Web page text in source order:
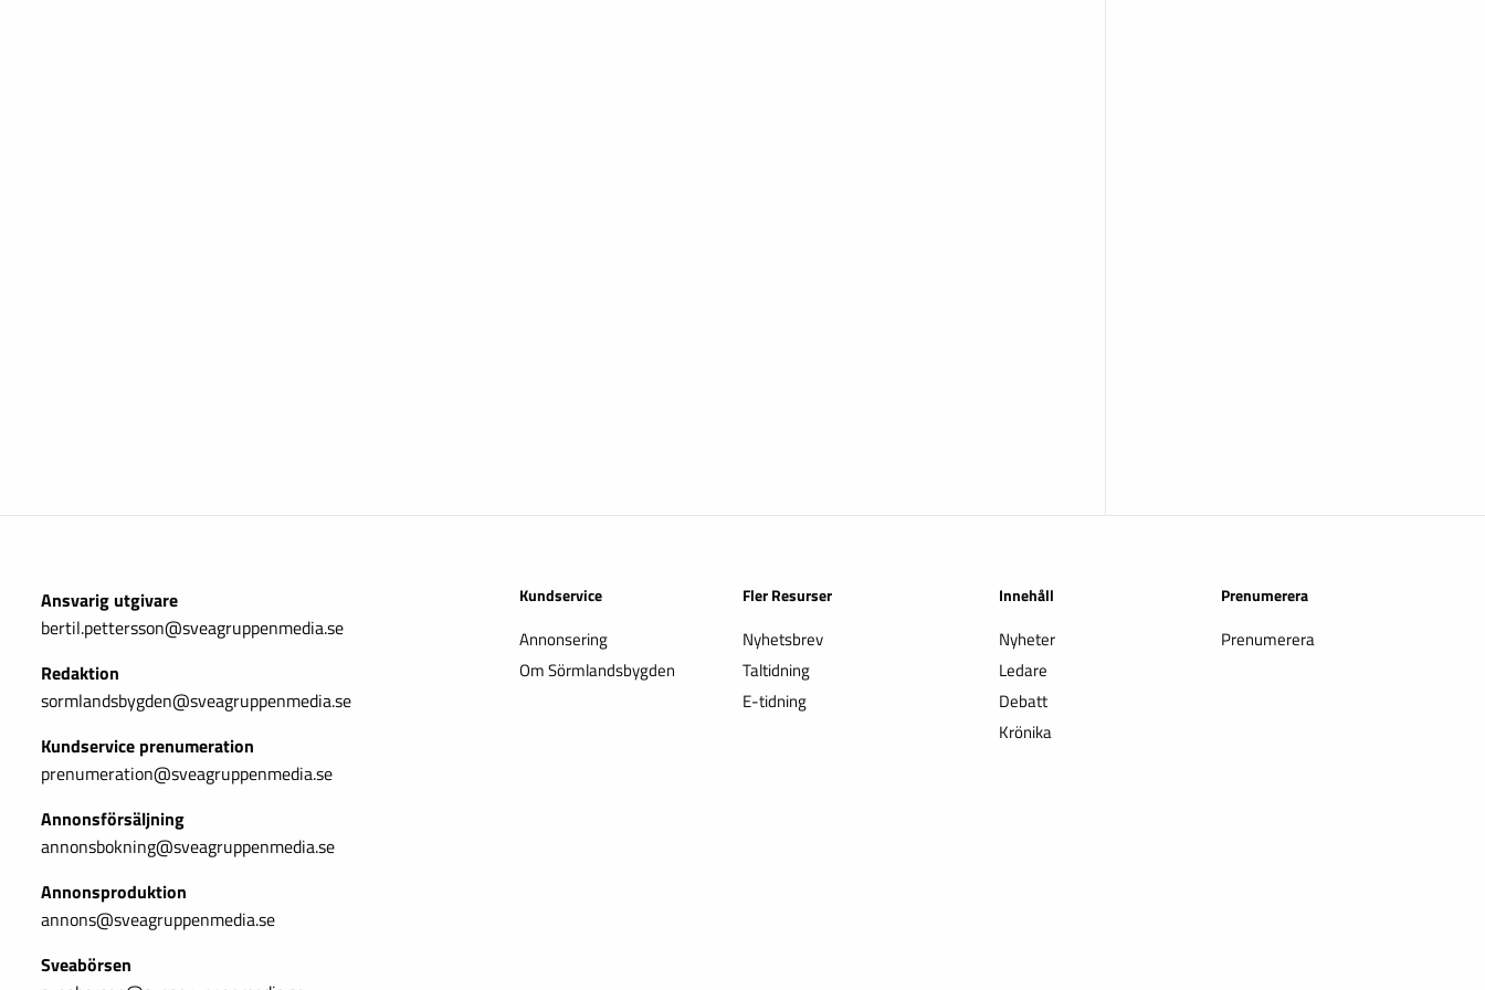
Ansvarig utgivare
bertil.pettersson@sveagruppenmedia.se
Redaktion
sormlandsbygden@sveagruppenmedia.se
Kundservice prenumeration
prenumeration@sveagruppenmedia.se
Annonsförsäljning
annonsbokning@sveagruppenmedia.se
Annonsproduktion
annons@sveagruppenmedia.se
Sveabörsen
Kundservice
Annonsering
Om Sörmlandsbygden
Fler Resurser
Nyhetsbrev
Taltidning
E-tidning
Innehåll
Nyheter
Ledare
Debatt
Krönika
Prenumerera
Prenumerera